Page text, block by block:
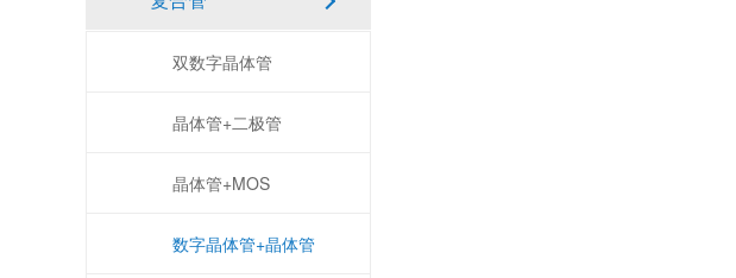
双数字晶体管
晶体管+二极管
晶体管+MOS
数字晶体管+晶体管